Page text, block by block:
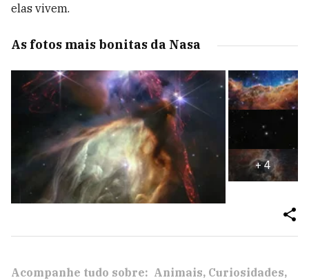
elas vivem.
As fotos mais bonitas da Nasa
+4
Acompanhe tudo sobre: Animais Curiosidades